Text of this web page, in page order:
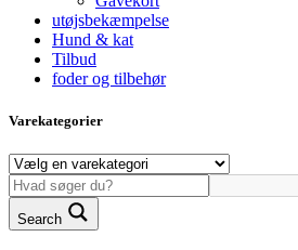
utøjsbekæmpelse
Hund & kat
Tilbud
foder og tilbehør
Varekategorier
Search